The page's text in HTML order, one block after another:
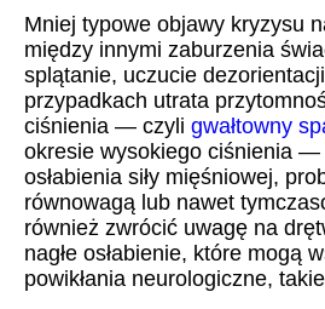
Mniej typowe objawy kryzysu
między innymi zaburzenia
splątanie, uczucie
przypadkach utrata
ciśnienia — czyli gwałtowny
okresie wysokiego ciśnienia —
osłabienia siły mięśniowej,
równowagą lub nawet
również zwrócić uwagę na
nagłe osłabienie, które mogą
powikłania neurologiczne,